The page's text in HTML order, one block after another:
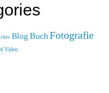
Blog BuchFotografie
Video